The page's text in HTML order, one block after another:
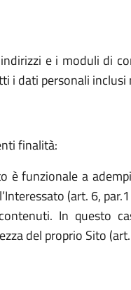
e i moduli di
i dati personali inclusi
finalità:
funzionale a
(art. 6, par.1
In questo
del proprio Sito